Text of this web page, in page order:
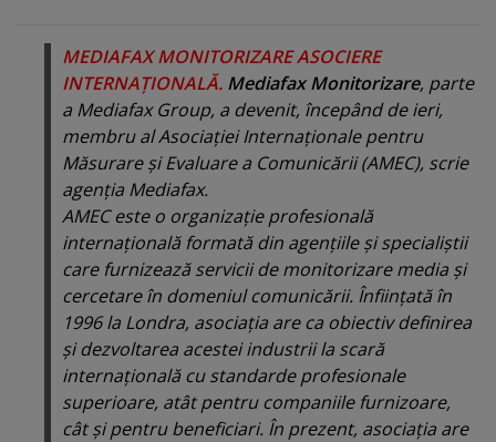
MEDIAFAX MONITORIZARE ASOCIERE
INTERNAŢIONALĂ. Mediafax Monitorizare, parte
a Mediafax Group, a devenit, începând de ieri,
membru al Asociaţiei Internaţionale pentru
Măsurare şi Evaluare a Comunicării (AMEC), scrie
agenţia Mediafax.
AMEC este o organizaţie profesională
internaţională formată din agenţiile şi specialiştii
care furnizează servicii de monitorizare media şi
cercetare în domeniul comunicării. Înfiinţată în
1996 la Londra, asociaţia are ca obiectiv definirea
şi dezvoltarea acestei industrii la scară
internaţională cu standarde profesionale
superioare, atât pentru companiile furnizoare,
cât şi pentru beneficiari. În prezent, asociaţia are